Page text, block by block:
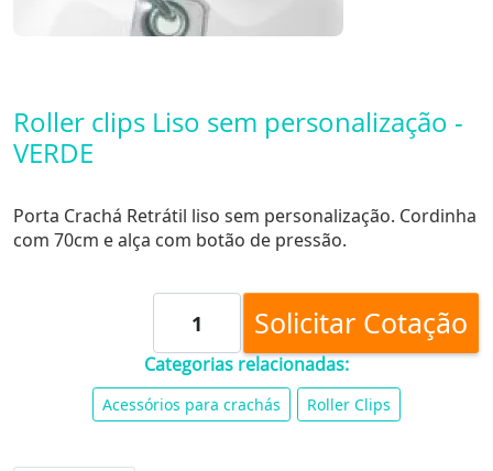
Roller clips Liso sem personalização -
VERDE
Porta Crachá Retrátil liso sem personalização. Cordinha
com 70cm e alça com botão de pressão.
Solicitar Cotação
Categorias relacionadas:
Acessórios para crachás Roller Clips